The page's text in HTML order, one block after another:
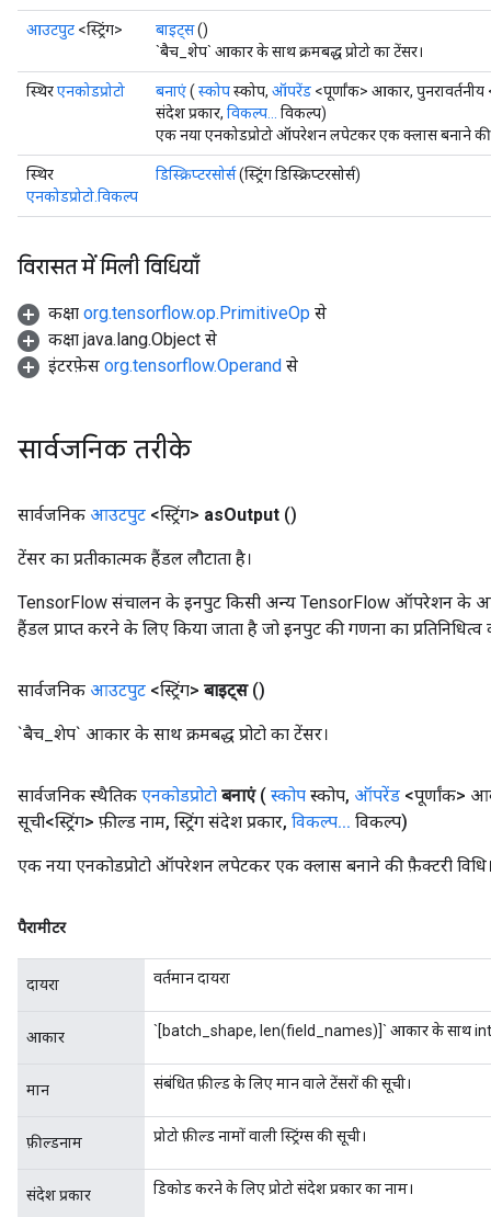
आउटपुट <स्ट्रिंग> बाइट्स()
`बैच_शेप` आकार के साथ क्रमबद्ध प्रोटो का टेंसर।
स्थिरएनकोडप्रोटो बनाएं( स्कोपस्कोप, ऑपरेंड <पूर्णांक> आकार, पुनरावर्तनीय
संदेश प्रकार, विकल्प...
विकल्प)
एक नया एनकोडप्रोटो ऑपरेशन लपेटकर एक क्लास बनाने की
स्थिर
एनकोडप्रोटो.विकल्प
डिस्क्रिप्टरसोर्स(स्ट्रिंग डिस्क्रिप्टरसोर्स)
विरासत में मिली विधियाँ
कक्षा org.tensorflow.op.PrimitiveOp से
कक्षा java.lang.Object से
इंटरफ़ेस org.tensorflow.Operand से
सार्वजनिक तरीके
सार्वजनिक आउटपुट <स्ट्रिंग> asOutput ()
टेंसर का प्रतीकात्मक हैंडल लौटाता है।
TensorFlow संचालन के इनपुट किसी अन्य TensorFlow ऑपरेशन के
हैंडल प्राप्त करने के लिए किया जाता है जो इनपुट की गणना का प्रतिनिधित्व
सार्वजनिक आउटपुट <स्ट्रिंग> बाइट्स ()
`बैच_शेप` आकार के साथ क्रमबद्ध प्रोटो का टेंसर।
सार्वजनिक स्थैतिक एनकोडप्रोटो बनाएं ( स्कोप स्कोप, ऑपरेंड <पूर्णांक>
सूची<स्ट्रिंग> फ़ील्ड नाम, स्ट्रिंग संदेश प्रकार, विकल्प... विकल्प)
एक नया एनकोडप्रोटो ऑपरेशन लपेटकर एक क्लास बनाने की फ़ैक्टरी
पैरामीटर
दायरा वर्तमान दायरा
आकार `[batch_shape, len(field_names)]` आकार के साथ
मान संबंधित फ़ील्ड के लिए मान वाले टेंसरों की सूची।
फ़ील्डनाम प्रोटो फ़ील्ड नामों वाली स्ट्रिंग्स की सूची।
संदेश प्रकार डिकोड करने के लिए प्रोटो संदेश प्रकार का नाम।